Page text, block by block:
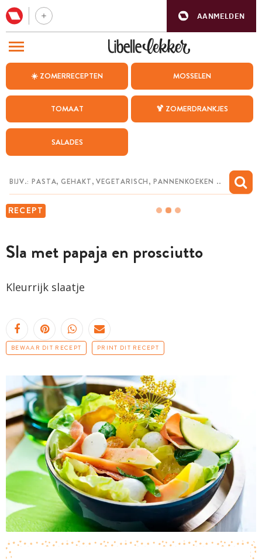
AANMELDEN
☀️ ZOMERRECEPTEN MOSSELEN
TOMAAT 🍹 ZOMERDRANKJES
SALADES
RECEPT
Sla met papaja en prosciutto
Kleurrijk slaatje
BEWAAR DIT RECEPT PRINT DIT RECEPT
BEZOEK ONZE ANDERE WEBSITES
WEEKMENU
CHAT MET MAIA
MIJN BEWAARDE RECEPTEN